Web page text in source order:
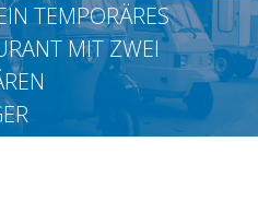
TEMPORÄRES
MIT ZWEI